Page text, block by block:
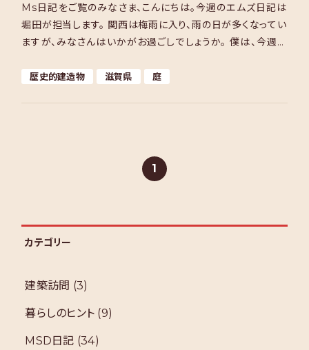
Ms日記をご覧のみなさま、こんにちは。今週のエムズ日記は
堀田が担当します。 関西は梅雨に入り、雨の日が多くなってい
ますが、みなさんはいかがお過ごしでしょうか。 僕は、今週の
歴史的建造物 滋賀県 庭
1
カテゴリー
建築訪問 (3)
暮らしのヒント (9)
MSD日記 (34)